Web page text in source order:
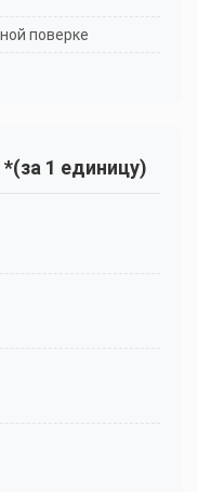
поверке
1 единицу)